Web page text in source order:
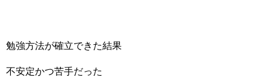
勉強方法が確立できた結果
不安定かつ苦手だった